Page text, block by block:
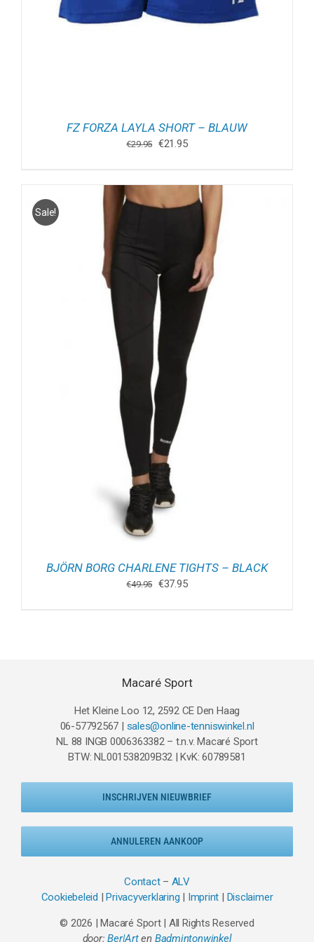
FZ FORZA LAYLA SHORT – BLAUW
€29.95 Oorspronkelijke
€29.95.
€21.95Huidige
€21.95.
Sale!
BJÖRN BORG CHARLENE TIGHTS – BLACK
€49.95 Oorspronkelijke
€37.95Huidige
Macaré Sport
Het Kleine Loo 12, 2592 CE Den Haag
06-57792567 | sales@online-tenniswinkel.nl
NL 88 INGB 0006363382 – t.n.v. Macaré Sport
BTW: NL001538209B32 | KvK: 60789581
INSCHRIJVEN NIEUWBRIEF
ANNULEREN AANKOOP
Contact– ALV
Cookiebeleid |Privacyverklaring | Imprint | Disclaimer
© 2026 | Macaré Sport | All Rights Reserved
door:Ber|Arten Badmintonwinkel